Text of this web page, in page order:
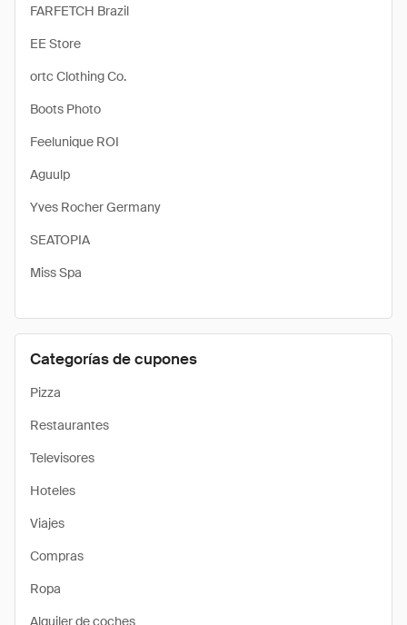
FARFETCH Brazil
EE Store
ortc Clothing Co.
Boots Photo
Feelunique ROI
Aguulp
Yves Rocher Germany
SEATOPIA
Miss Spa
Categorías de cupones
Pizza
Restaurantes
Televisores
Hoteles
Viajes
Compras
Ropa
Alquiler de coches